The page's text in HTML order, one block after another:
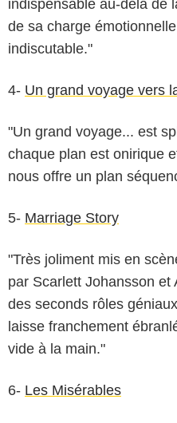
indispensable au-delà de
de sa charge
indiscutable."
4- Un grand voyage vers
"Un grand voyage... est
chaque plan est onirique
nous offre un plan
5- Marriage Story
"Très joliment mis en
par Scarlett Johansson
des seconds rôles
laisse franchement
vide à la main."
6- Les Misérables